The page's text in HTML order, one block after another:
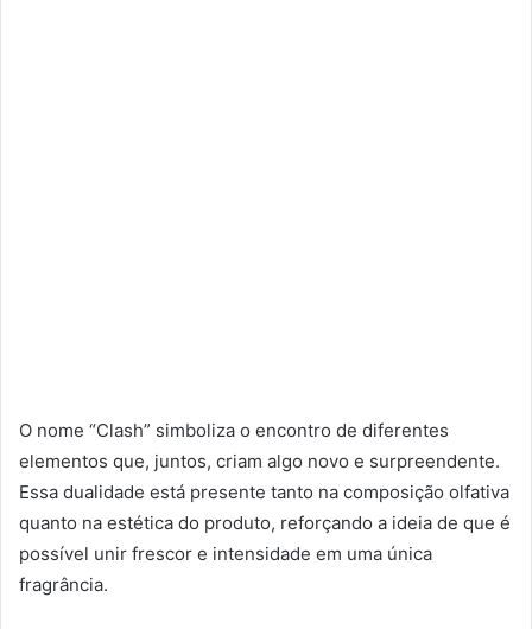
O nome “Clash” simboliza o encontro de diferentes
elementos que, juntos, criam algo novo e surpreendente.
Essa dualidade está presente tanto na composição olfativa
quanto na estética do produto, reforçando a ideia de que é
possível unir frescor e intensidade em uma única
fragrância.